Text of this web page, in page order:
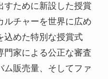
すために新設した授賞
ルチャーを世界に広め
込めた特別な授賞式
門家による公正な審査
ム販売量、そしてファ